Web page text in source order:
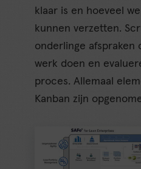
klaar is en hoeveel
kunnen verzetten.
onderlinge afspraken
werk doen en
proces. Allemaal
Kanban zijn